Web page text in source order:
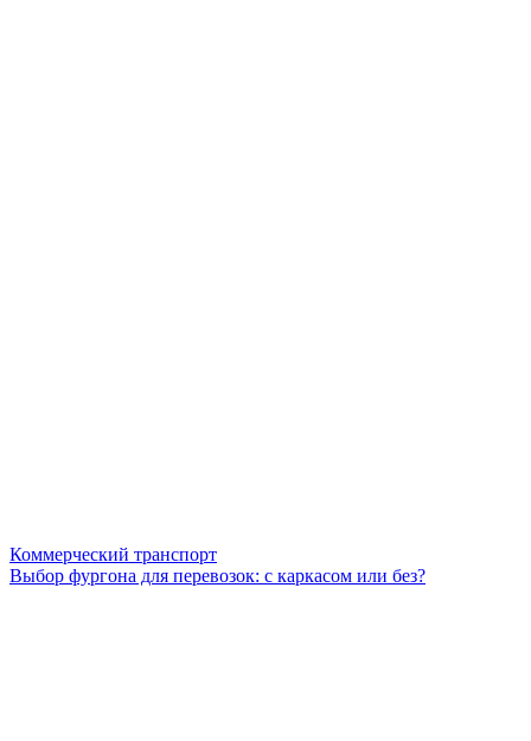
Коммерческий транспорт
Выбор фургона для перевозок: с каркасом или без?